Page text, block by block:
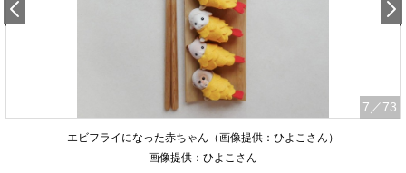
7 ／73
エビフライになった赤ちゃん（画像提供：ひよこさん）
画像提供：ひよこさん